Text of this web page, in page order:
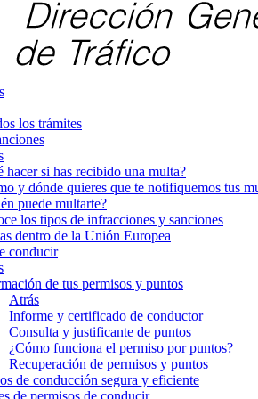
los trámites
hacer si has recibido una multa?
y dónde quieres que te notifiquemos tus
puede multarte?
los tipos de infracciones y sanciones
dentro de la Unión Europea
conducir
de tus permisos y puntos
Atrás
Informe y certificado de conductor
Consulta y justificante de puntos
¿Cómo funciona el permiso por puntos?
Recuperación de permisos y puntos
de conducción segura y eficiente